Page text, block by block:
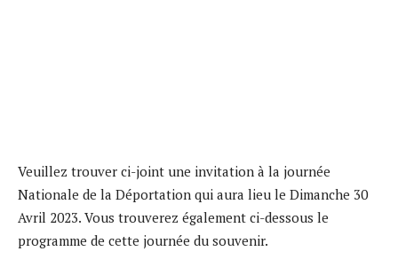
Veuillez trouver ci-joint une invitation à la journée
Nationale de la Déportation qui aura lieu le Dimanche 30
Avril 2023. Vous trouverez également ci-dessous le
programme de cette journée du souvenir.